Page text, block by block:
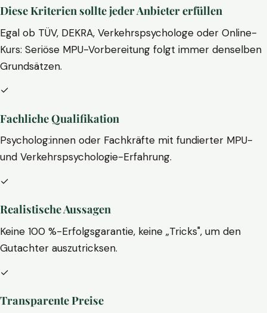
Diese Kriterien sollte jeder Anbieter erfüllen
Egal ob TÜV, DEKRA, Verkehrspsychologe oder Online-
Kurs: Seriöse MPU-Vorbereitung folgt immer denselben
Grundsätzen.
✓
Fachliche Qualifikation
Psycholog:innen oder Fachkräfte mit fundierter MPU-
und Verkehrspsychologie-Erfahrung.
✓
Realistische Aussagen
Keine 100 %-Erfolgsgarantie, keine „Tricks", um den
Gutachter auszutricksen.
✓
Transparente Preise